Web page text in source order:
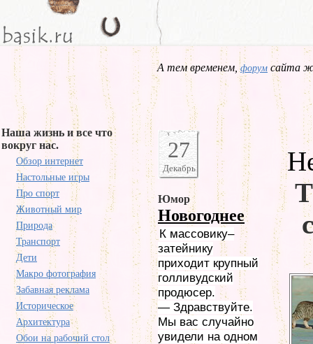
А тем временем,форум сайта
Наша жизнь и все что
вокруг нас.
Обзор интернет
Настольные игры
Про спорт
Животный мир
Природа
Транспорт
Дети
Макро фотография
Забавная реклама
Историческое
Архитектура
Обои на рабочий стол
27
Декабрь
Юмор
Новогоднее
К массовику–
затейнику
приходит крупный
голливудский
продюсер.
— Здравствуйте.
Мы вас случайно
увидели на одном